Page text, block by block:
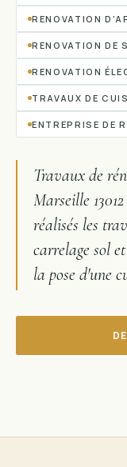
RENOVATION
RENOVATION DE
RENOVATION
TRAVAUX DE
ENTREPRISE DE
Travaux de
Marseille
réalisés les
carrelage sol
la pose d'une